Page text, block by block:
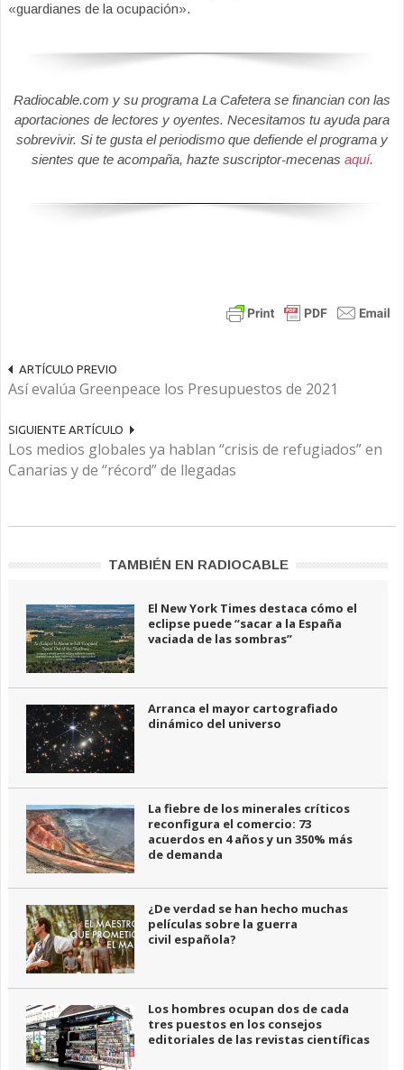
«guardianes de la ocupación».
Radiocable.com y su programa La Cafetera se financian con las
aportaciones de lectores y oyentes. Necesitamos tu ayuda para
sobrevivir. Si te gusta el periodismo que defiende el programa y
sientes que te acompaña, hazte suscriptor-mecenas aquí.
ARTÍCULO PREVIO
Así evalúa Greenpeace los Presupuestos de 2021
SIGUIENTE ARTÍCULO
Los medios globales ya hablan “crisis de refugiados” en
Canarias y de “récord” de llegadas
TAMBIÉN EN RADIOCABLE
El New York Times destaca cómo el
eclipse puede “sacar a la España
vaciada de las sombras”
Arranca el mayor cartografiado
dinámico del universo
La fiebre de los minerales críticos
reconfigura el comercio: 73
acuerdos en 4 años y un 350% más
de demanda
¿De verdad se han hecho muchas
películas sobre la guerra
civil española?
Los hombres ocupan dos de cada
tres puestos en los consejos
editoriales de las revistas científicas